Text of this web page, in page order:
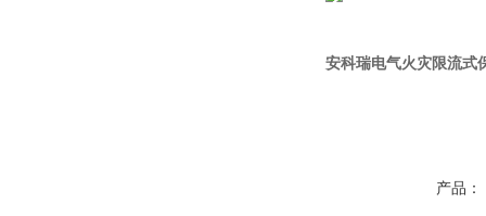
安科瑞电气火灾限流式
产品：